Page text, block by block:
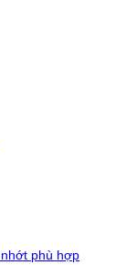
phù hợp